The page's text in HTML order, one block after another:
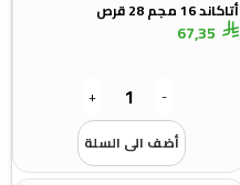
أتاكاند 16 مجم 28 قرص
67,35
-
+
أضف الى السلة